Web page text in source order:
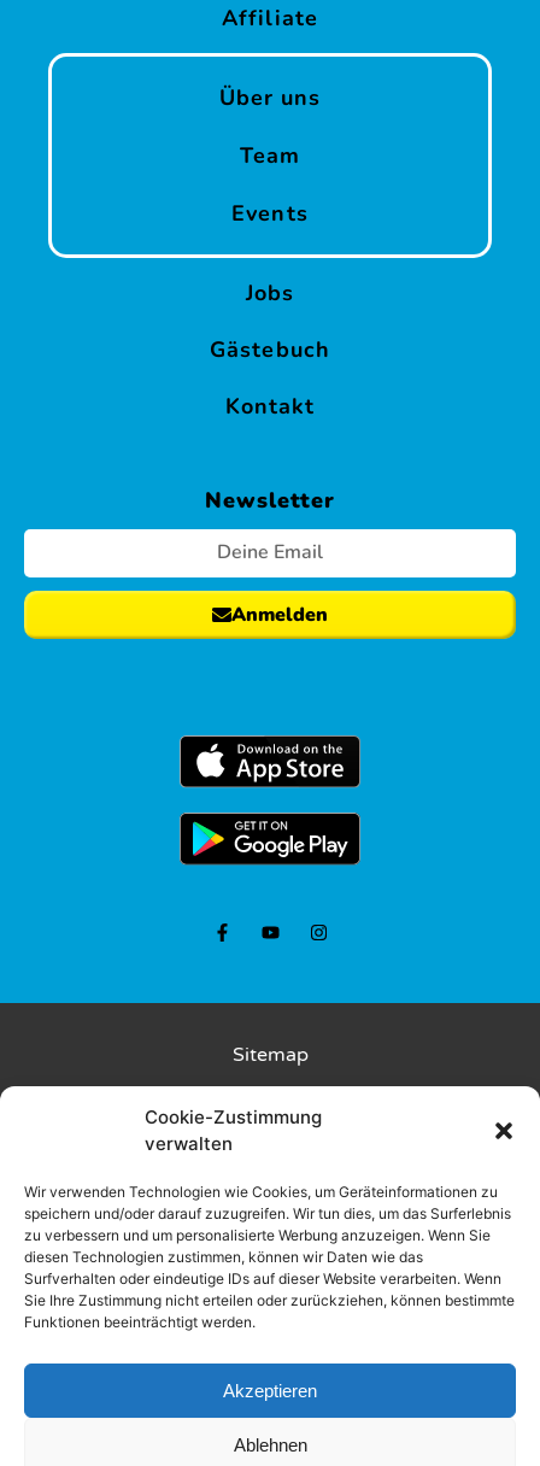
Cookie-Zustimmung
verwalten
Wir verwenden Technologien wie Cookies, um Geräteinformationen zu
speichern und/oder darauf zuzugreifen. Wir tun dies, um das Surferlebnis
zu verbessern und um personalisierte Werbung anzuzeigen. Wenn Sie
diesen Technologien zustimmen, können wir Daten wie das
Surfverhalten oder eindeutige IDs auf dieser Website verarbeiten. Wenn
Sie Ihre Zustimmung nicht erteilen oder zurückziehen, können bestimmte
Funktionen beeinträchtigt werden.
Akzeptieren
Ablehnen
Affiliate
Über uns
Team
Events
Jobs
Gästebuch
Kontakt
Newsletter
Anmelden
Liefer- und Zahlungsbedingungen
Kunde wirbt Kunde
Sitemap
Impressum
AGB
Datenschutz